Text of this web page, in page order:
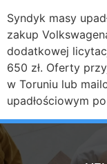
Syndyk masy
zakup
dodatkowej
650 zł. Oferty
w Toruniu lub
upadłościowym